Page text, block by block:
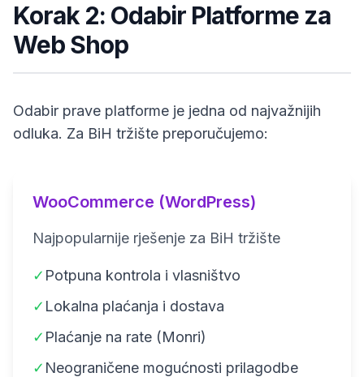
Korak 2: Odabir Platforme za
Web Shop
Odabir prave platforme je jedna od najvažnijih
odluka. Za BiH tržište preporučujemo:
WooCommerce (WordPress)
Najpopularnije rješenje za BiH tržište
✓ Potpuna kontrola i vlasništvo
✓ Lokalna plaćanja i dostava
✓ Plaćanje na rate (Monri)
✓ Neograničene mogućnosti prilagodbe